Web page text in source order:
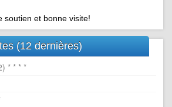
soutien et bonne visite!
(12 dernières)
* * * *